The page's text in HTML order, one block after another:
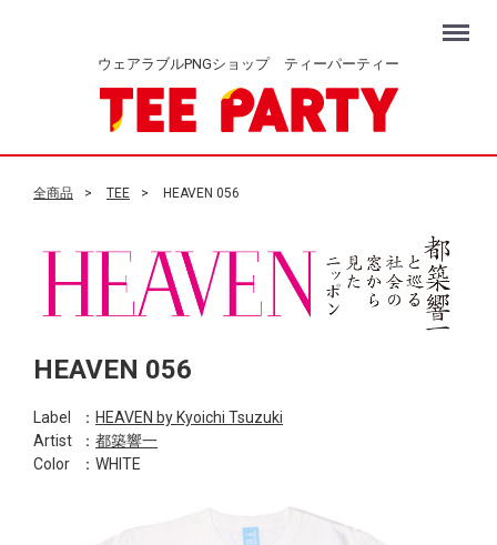
ウェアラブルPNGショップ ティーパーティー
Menu
全商品 TEE HEAVEN 056
HEAVEN 056
Label ： HEAVEN by Kyoichi Tsuzuki
Artist
： 都築響一
Color
：WHITE